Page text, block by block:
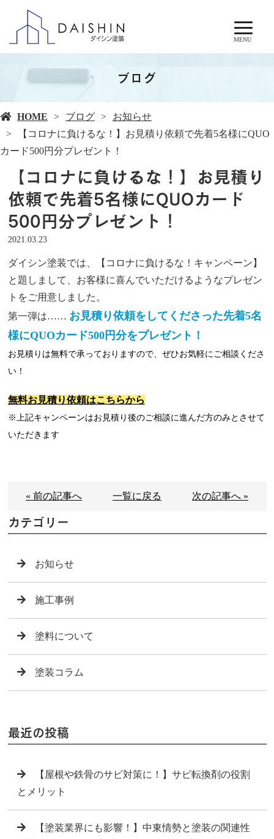
MENU
ブログ
HOME ブログ
お知らせ
【コロナに負けるな！】お見積り依頼で先着5名様にQUO
カード500円分プレゼント！
【コロナに負けるな！】お見積り
依頼で先着5名様にQUOカード
500円分プレゼント！
2021.03.23
ダイシン塗装では、【コロナに負けるな！キャンペーン】
と題しまして、お客様に喜んでいただけるようなプレゼン
トをご用意しました。
第一弾は…… お見積り依頼をしてくださった先着5名
様にQUOカード500円分をプレゼント！
お見積りは無料で承っておりますので、ぜひお気軽にご相談くださ
い！
無料お見積り依頼はこちらから
※上記キャンペーンはお見積り後のご相談に進んだ方のみとさせて
いただきます
« 前の記事へ 一覧に戻る 次の記事へ »
カテゴリー
お知らせ
施工事例
塗料について
塗装コラム
最近の投稿
【屋根や鉄骨のサビ対策に！】サビ転換剤の役割
とメリット
【塗装業界にも影響！】中東情勢と塗装の関連性